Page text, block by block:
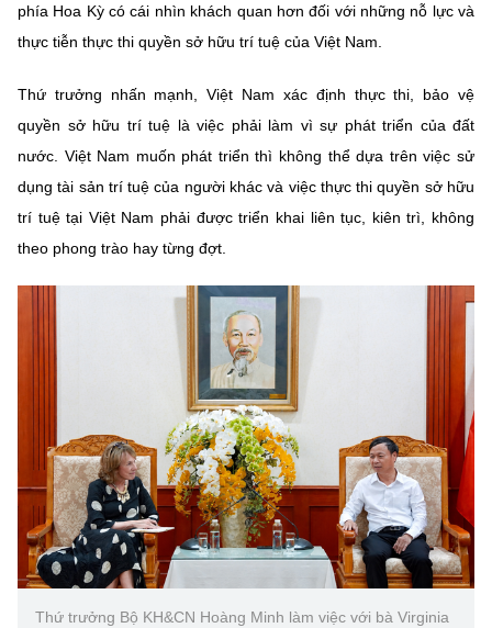
Sở hữu trí tuệ
Năng lượng nguyên tử
Tin tổng hợp
Tin địa phương
Lấy ý kiến người dân về dự thảo VBQPPL
Khoa học và Công nghệ
Chuyển đổi số
Sở hữu trí tuệ
Tiêu chuẩn, đo lường, chất lượng
Năng lượng nguyên tử
Multimedia
Khác
Videos
Infographic
Ảnh
Vietnamese English
BỘ KHOA HỌC VÀ CÔNG NGHỆ
MINISTRY OF SCIENCE AND TECHNOLOGY
Điều khoản sử dụng Theo dõi MST: Góp ý
phía Hoa Kỳ có cái nhìn khách quan hơn đối với những nỗ lực và
thực tiễn thực thi quyền sở hữu trí tuệ của Việt Nam.
Thứ trưởng nhấn mạnh, Việt Nam xác định thực thi, bảo vệ
quyền sở hữu trí tuệ là việc phải làm vì sự phát triển của đất
nước. Việt Nam muốn phát triển thì không thể dựa trên việc sử
dụng tài sản trí tuệ của người khác và việc thực thi quyền sở hữu
trí tuệ tại Việt Nam phải được triển khai liên tục, kiên trì, không
theo phong trào hay từng đợt.
Thứ trưởng Bộ KH&CN Hoàng Minh làm việc với bà Virginia